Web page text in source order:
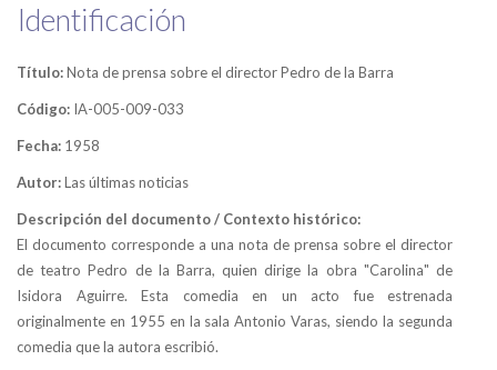
Identificación
Título:Nota de prensa sobre el director Pedro de la Barra
Código: IA-005-009-033
Fecha: 1958
Autor:Las últimas noticias
Descripción del documento / Contexto histórico:
El documento corresponde a una nota de prensa sobre el director
de teatro Pedro de la Barra, quien dirige la obra "Carolina" de
Isidora Aguirre. Esta comedia en un acto fue estrenada
originalmente en 1955 en la sala Antonio Varas, siendo la segunda
comedia que la autora escribió.